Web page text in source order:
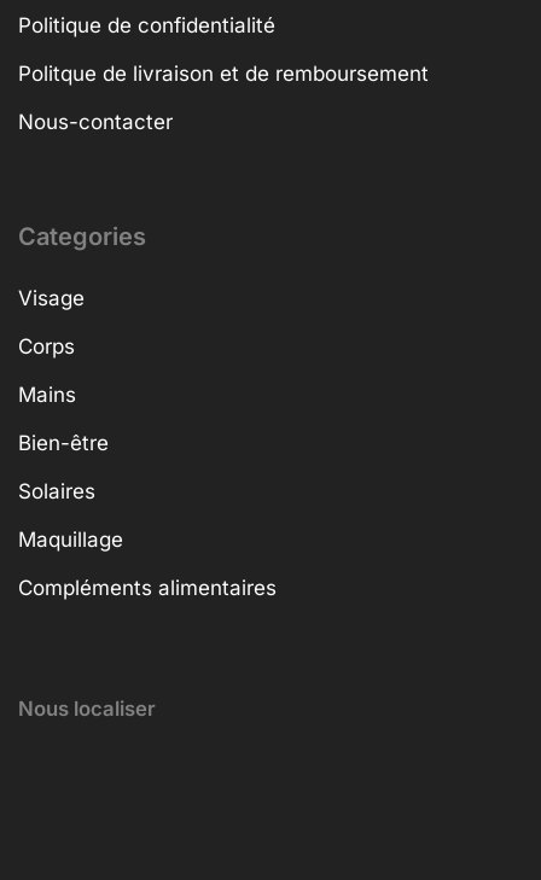
Politique de confidentialité
Politque de livraison et de remboursement
Nous-contacter
Categories
Visage
Corps
Mains
Bien-être
Solaires
Maquillage
Compléments alimentaires
Nous localiser